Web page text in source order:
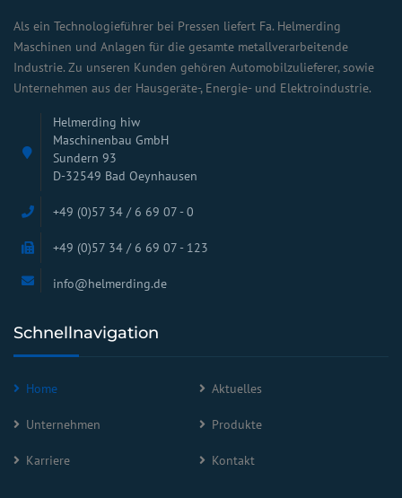
Als ein Technologieführer bei Pressen liefert Fa. Helmerding
Maschinen und Anlagen für die gesamte metallverarbeitende
Industrie. Zu unseren Kunden gehören Automobilzulieferer, sowie
Unternehmen aus der Hausgeräte-, Energie- und Elektroindustrie.
Helmerding hiw
Maschinenbau GmbH
Sundern 93
D-32549 Bad Oeynhausen
+49 (0)57 34 / 6 69 07 - 0
+49 (0)57 34 / 6 69 07 - 123
info@helmerding.de
Schnellnavigation
Home Aktuelles
Unternehmen Produkte
Karriere Kontakt